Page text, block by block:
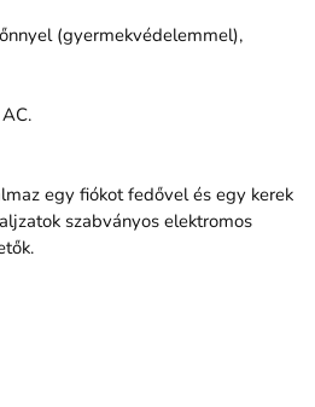
(gyermekvédelemmel),
egy fiókot fedővel és egy kerek
szabványos elektromos